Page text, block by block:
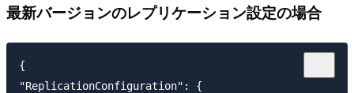
最新バージョンのレプリケーション設定の場合
{
"ReplicationConfiguration": {